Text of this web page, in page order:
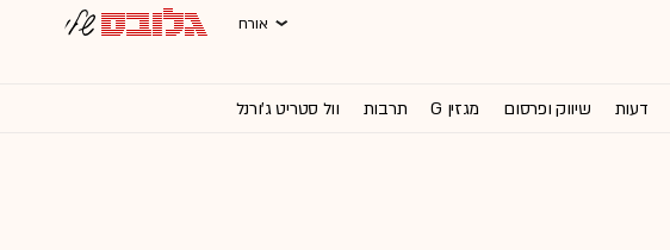
אורח
דעות שיווק ופרסום מגזין G תרבות וול סטריט ג'ורנל